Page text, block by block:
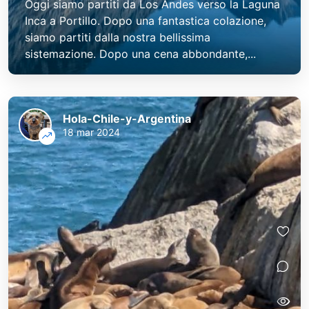
Oggi siamo partiti da Los Andes verso la Laguna
Inca a Portillo. Dopo una fantastica colazione,
siamo partiti dalla nostra bellissima
sistemazione. Dopo una cena abbondante,...
Hola-Chile-y-Argentina
18 mar 2024